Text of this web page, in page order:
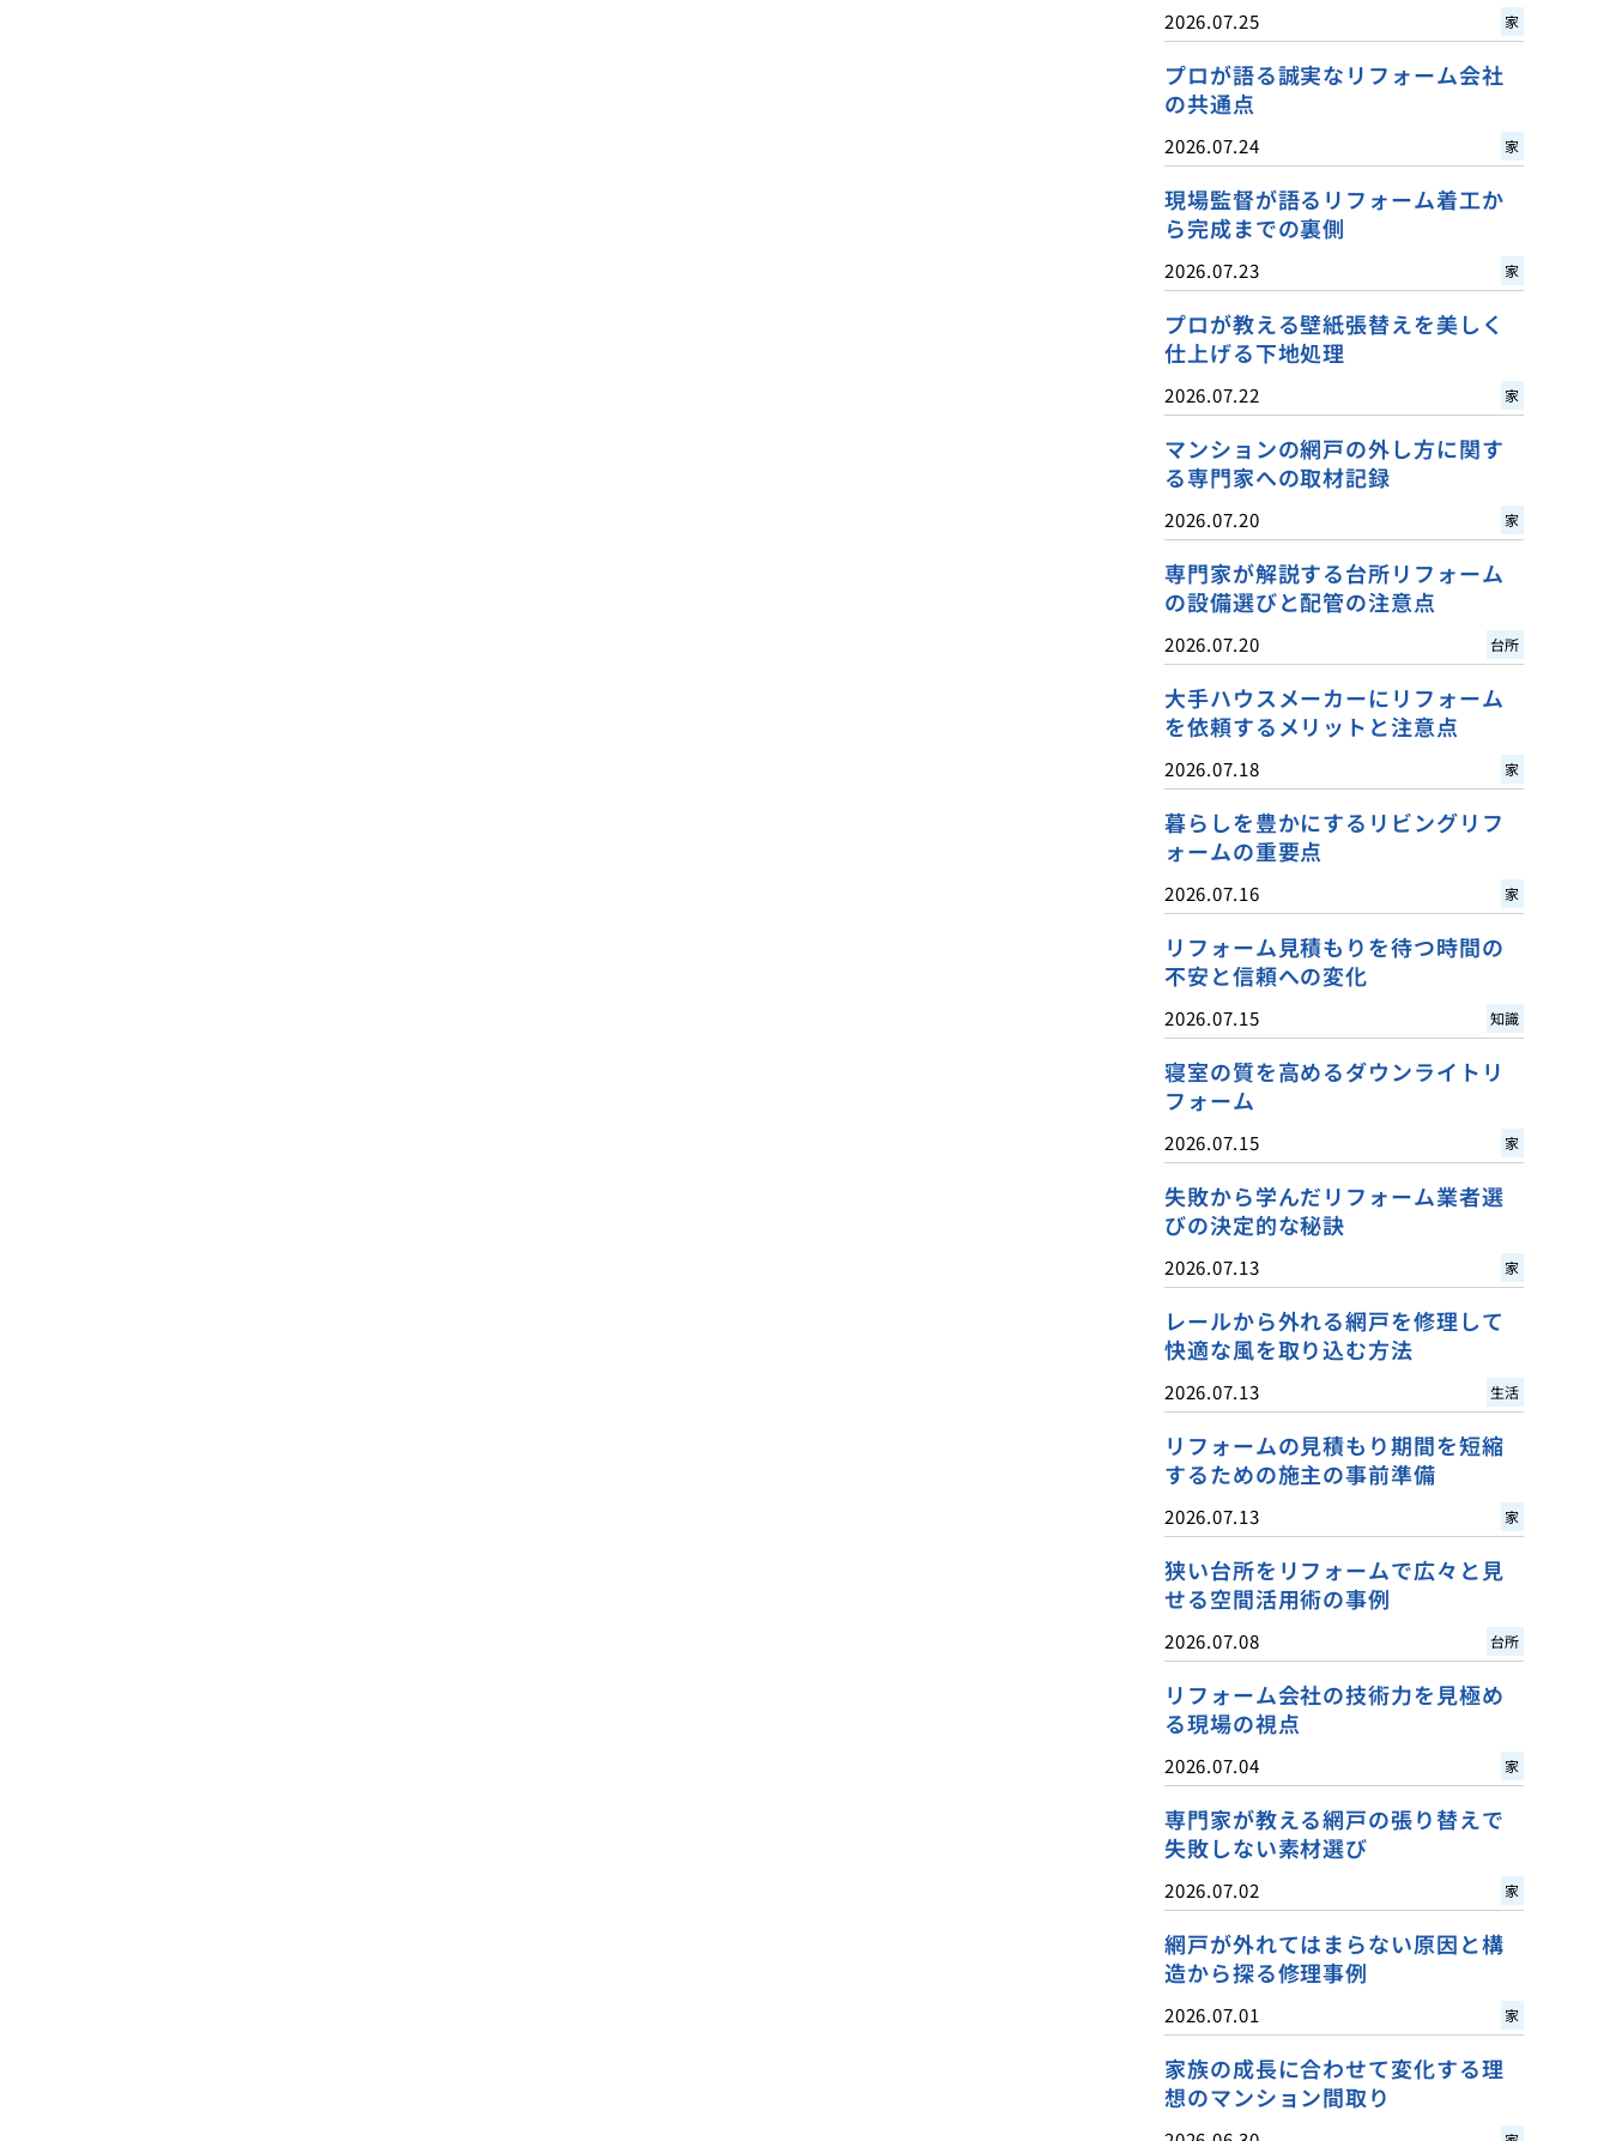
2026.07.25 家
プロが語る誠実なリフォーム会社
の共通点
2026.07.24 家
現場監督が語るリフォーム着工か
ら完成までの裏側
2026.07.23 家
プロが教える壁紙張替えを美しく
仕上げる下地処理
2026.07.22 家
マンションの網戸の外し方に関す
る専門家への取材記録
2026.07.20 家
専門家が解説する台所リフォーム
の設備選びと配管の注意点
2026.07.20 台所
大手ハウスメーカーにリフォーム
を依頼するメリットと注意点
2026.07.18 家
暮らしを豊かにするリビングリフ
ォームの重要点
2026.07.16 家
リフォーム見積もりを待つ時間の
不安と信頼への変化
2026.07.15 知識
寝室の質を高めるダウンライトリ
フォーム
2026.07.15 家
失敗から学んだリフォーム業者選
びの決定的な秘訣
2026.07.13 家
レールから外れる網戸を修理して
快適な風を取り込む方法
2026.07.13 生活
リフォームの見積もり期間を短縮
するための施主の事前準備
2026.07.13 家
狭い台所をリフォームで広々と見
せる空間活用術の事例
2026.07.08 台所
リフォーム会社の技術力を見極め
る現場の視点
2026.07.04 家
専門家が教える網戸の張り替えで
失敗しない素材選び
2026.07.02 家
網戸が外れてはまらない原因と構
造から探る修理事例
2026.07.01 家
家族の成長に合わせて変化する理
想のマンション間取り